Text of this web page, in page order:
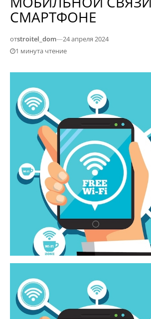
СМАРТФОНЕ
отstroitel_dom—24 апреля 2024
1 минута чтение